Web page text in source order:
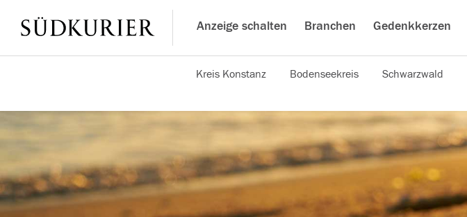
Anzeige schalten Branchen Gedenkkerzen
Kreis Konstanz Bodenseekreis Schwarzwald